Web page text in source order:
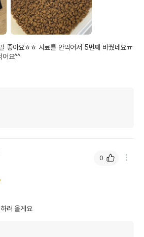
좋아요ㅎㅎ 사료를 안먹어서 5번째 바꿨네요ㅠ
어요^^
러 올게요
0